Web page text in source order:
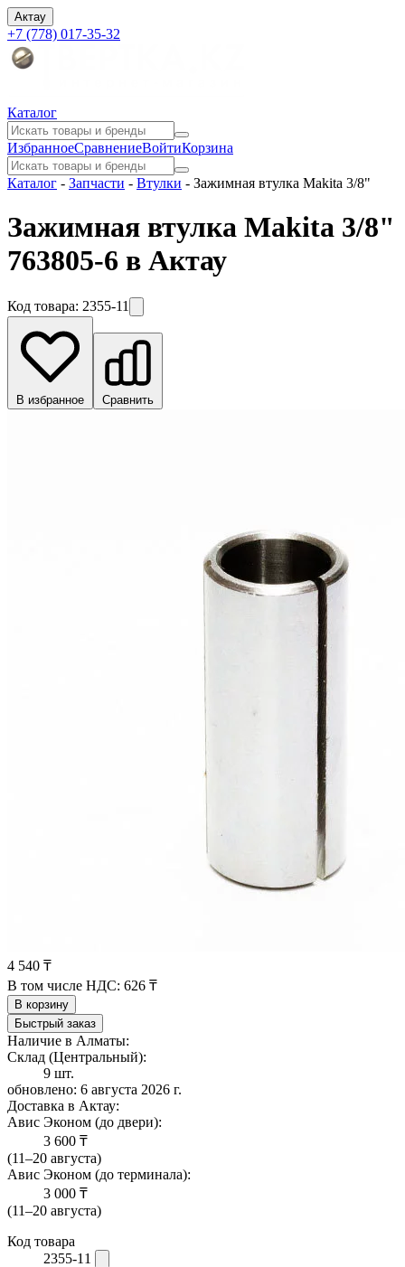
Актау
+7 (778) 017-35-32
Каталог
ИзбранноеСравнениеВойтиКорзина
Каталог - Запчасти - Втулки - Зажимная втулка Makita 3/8"
Зажимная втулка Makita 3/8"
763805-6 в Актау
Код товара: 2355-11
В избранное Сравнить
4 540 ₸
В том числе НДС: 626 ₸
В корзину
Быстрый заказ
Наличие в Алматы:
Склад (Центральный):
9 шт.
обновлено: 6 августа 2026 г.
Доставка в Актау:
Авис Эконом (до двери):
3 600 ₸
(11–20 августа)
Авис Эконом (до терминала):
3 000 ₸
(11–20 августа)
Код товара
2355-11